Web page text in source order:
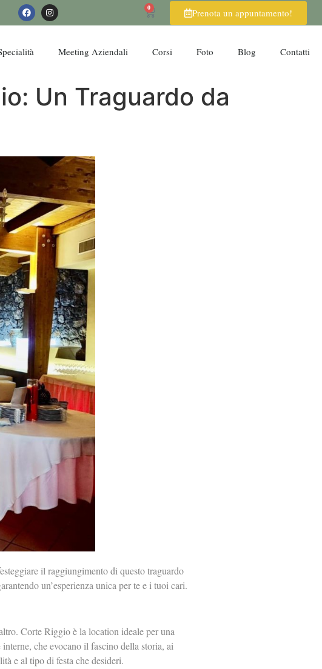
0 Prenota un appuntamento!
Meeting Aziendali Corsi Foto Blog Contatti
Un Traguardo da
il raggiungimento di questo traguardo
un’esperienza unica per te e i tuoi cari.
Corte Riggio è la location ideale per una
che evocano il fascino della storia, ai
e al tipo di festa che desideri.